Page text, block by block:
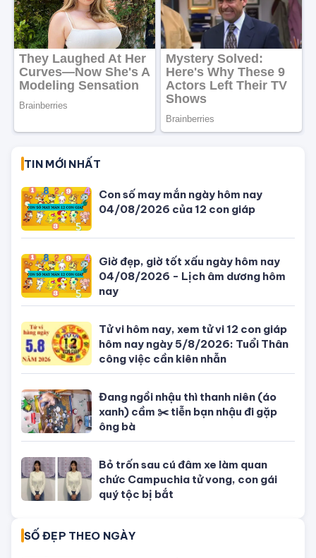
TIN MỚI NHẤT
Con số may mắn ngày hôm nay
04/08/2026 của 12 con giáp
Giờ đẹp, giờ tốt xấu ngày hôm nay
04/08/2026 - Lịch âm dương hôm
nay
Tử vi hôm nay, xem tử vi 12 con giáp
hôm nay ngày 5/8/2026: Tuổi Thân
công việc cần kiên nhẫn
Đang ngồi nhậu thì thanh niên (áo
xanh) cầm ✂️ tiễn bạn nhậu đi gặp
ông bà
Bỏ trốn sau cú đâm xe làm quan
chức Campuchia tử vong, con gái
quý tộc bị bắt
SỐ ĐẸP THEO NGÀY